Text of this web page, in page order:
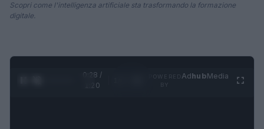
Scopri come l'intelligenza artificiale sta trasformando la formazione
digitale.
0:28 /
1:20
AdhubMedia